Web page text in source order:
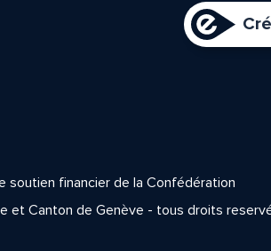
soutien financier de la Confédération
et Canton de Genève - tous droits